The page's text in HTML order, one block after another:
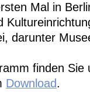
Mal in
darunter
finden Sie
Download.